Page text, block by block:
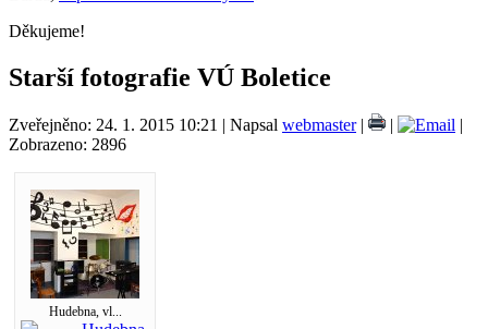
Děkujeme!
Starší fotografie VÚ Boletice
Zveřejněno: 24. 1. 2015 10:21 Napsal webmaster|
Zobrazeno: 2896
Hudebna, vl...